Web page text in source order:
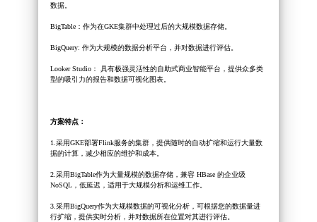
数据。
BigTable：作为在GKE集群中处理过后的大规模数据存储。
BigQuery: 作为大规模的数据分析平台，并对数据进行评估。
Looker Studio： 具有极强灵活性的自助式商业智能平台，提供众多类
型的吸引力的报告和数据可视化图表。
方案特点：
1.采用GKE部署Flink服务的集群，提供随时的自动扩缩和运行大量数
据的计算，减少相应的维护和成本。
2.采用BigTable作为大量规模的数据存储，兼容 HBase 的企业级
NoSQL，低延迟，适用于大规模分析和运维工作。
3.采用BigQuery作为大规模数据的可视化分析，可根据您的数据量进
行扩缩，提供实时分析，并对数据所在位置对其进行评估。